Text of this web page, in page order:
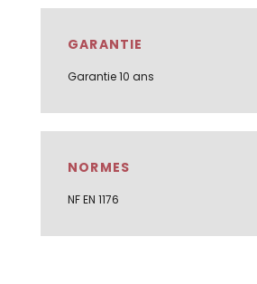
GARANTIE
Garantie 10 ans
NORMES
NF EN 1176